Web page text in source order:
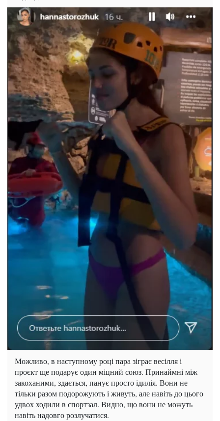
Можливо, в наступному році пара зіграє весілля і
проєкт ще подарує один міцний союз. Принаймні між
закоханими, здається, панує просто ідилія. Вони не
тільки разом подорожують і живуть, але навіть до цього
удвох ходили в спортзал. Видно, що вони не можуть
навіть надовго розлучатися.